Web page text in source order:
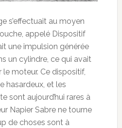
s’effectuait au moyen
appelé Dispositif
une impulsion générée
un cylindre, ce qui avait
le moteur. Ce dispositif,
hasardeux, et les
sont aujourd’hui rares à
Napier Sabre ne tourne
de choses sont à